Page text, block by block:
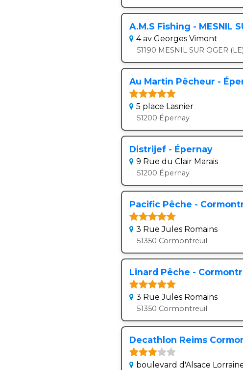
A.M.S Fishing - MESNIL
4 av Georges Vimont
51190 MESNIL SUR OGER (LE)
Au Martin Pêcheur -
5 place Lasnier
51200 Épernay
Distrijef - Épernay
9 Rue du Clair Marais
51200 Épernay
Pacific Pêche -
3 Rue Jules Romains
51350 Cormontreuil
Linard Pêche -
3 Rue Jules Romains
51350 Cormontreuil
Decathlon Reims
boulevard d'Alsace